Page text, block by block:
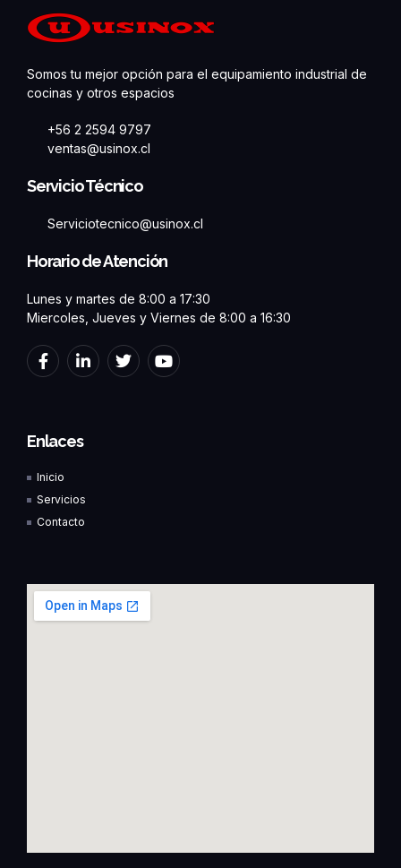
Somos tu mejor opción para el equipamiento industrial de
cocinas y otros espacios
+56 2 2594 9797
ventas@usinox.cl
Servicio Técnico
Serviciotecnico@usinox.cl
Horario de Atención
Lunes y martes de 8:00 a 17:30
Miercoles, Jueves y Viernes de 8:00 a 16:30
F
a
o
o
-
f
L
i
i
i
T
w
Y
o
Enlaces
Inicio
Servicios
Contacto